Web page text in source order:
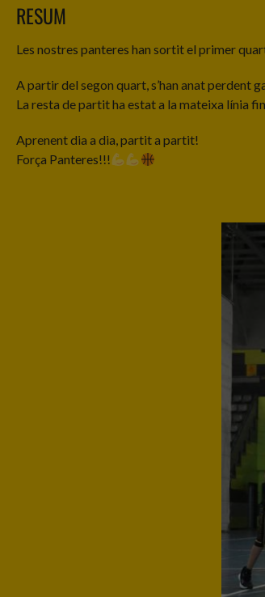
RESUM
Les nostres panteres han sortit el primer
A partir del segon quart, s’han anat perdent
La resta de partit ha estat a la mateixa línia
Aprenent dia a dia, partit a partit!
Força Panteres!!!